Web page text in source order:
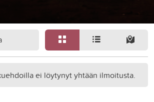
ei löytynyt yhtään ilmoitusta.